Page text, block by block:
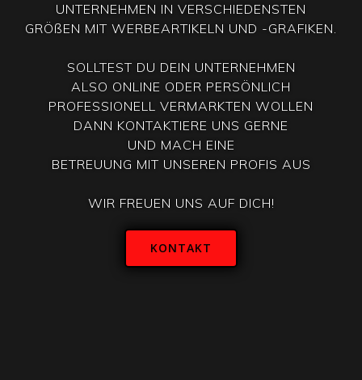
UNTERNEHMEN IN VERSCHIEDENSTEN
GRÖßEN MIT WERBEARTIKELN UND -GRAFIKEN.
SOLLTEST DU DEIN UNTERNEHMEN
ALSO ONLINE ODER PERSÖNLICH
PROFESSIONELL VERMARKTEN WOLLEN
DANN KONTAKTIERE UNS GERNE
UND MACH EINE
BETREUUNG MIT UNSEREN PROFIS AUS
WIR FREUEN UNS AUF DICH!
KONTAKT